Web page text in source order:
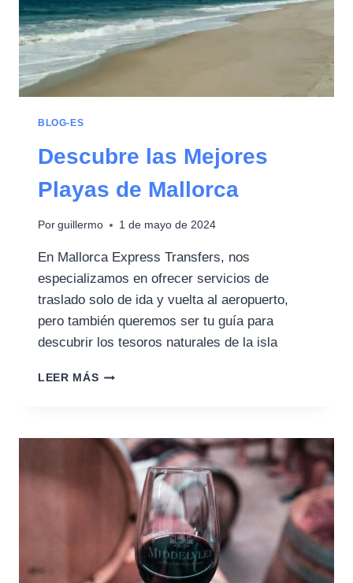
BLOG-ES
Descubre las Mejores
Playas de Mallorca
Por guillermo 1 de mayo de 2024
En Mallorca Express Transfers, nos
especializamos en ofrecer servicios de
traslado solo de ida y vuelta al aeropuerto,
pero también queremos ser tu guía para
descubrir los tesoros naturales de la isla
LEER MÁS